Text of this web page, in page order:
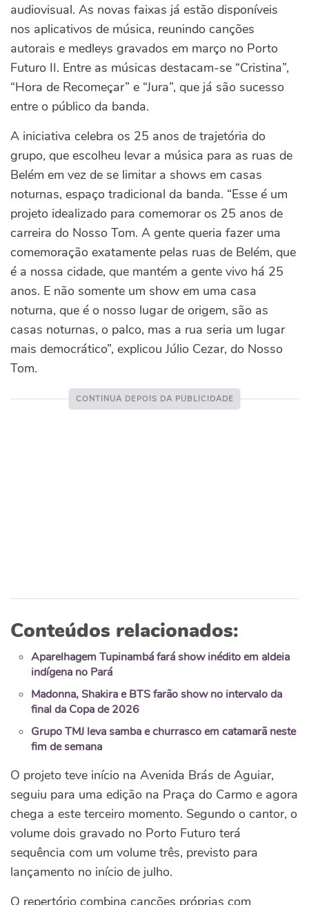
audiovisual. As novas faixas já estão disponíveis
nos aplicativos de música, reunindo canções
autorais e medleys gravados em março no Porto
Futuro II. Entre as músicas destacam-se “Cristina”,
“Hora de Recomeçar” e “Jura”, que já são sucesso
entre o público da banda.
A iniciativa celebra os 25 anos de trajetória do
grupo, que escolheu levar a música para as ruas de
Belém em vez de se limitar a shows em casas
noturnas, espaço tradicional da banda. “Esse é um
projeto idealizado para comemorar os 25 anos de
carreira do Nosso Tom. A gente queria fazer uma
comemoração exatamente pelas ruas de Belém, que
é a nossa cidade, que mantém a gente vivo há 25
anos. E não somente um show em uma casa
noturna, que é o nosso lugar de origem, são as
casas noturnas, o palco, mas a rua seria um lugar
mais democrático”, explicou Júlio Cezar, do Nosso
Tom.
Conteúdos relacionados:
Aparelhagem Tupinambá fará show inédito em aldeia
indígena no Pará
Madonna, Shakira e BTS farão show no intervalo da
final da Copa de 2026
Grupo TMJ leva samba e churrasco em catamarã neste
fim de semana
O projeto teve início na Avenida Brás de Aguiar,
seguiu para uma edição na Praça do Carmo e agora
chega a este terceiro momento. Segundo o cantor, o
volume dois gravado no Porto Futuro terá
sequência com um volume três, previsto para
lançamento no início de julho.